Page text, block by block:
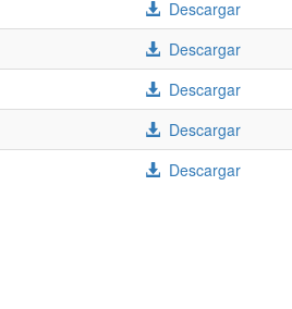
Descargar
Descargar
Descargar
Descargar
Descargar